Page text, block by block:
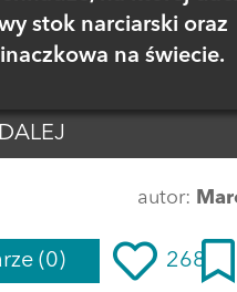
stok narciarski oraz
na świecie.
autor:
(0) 268